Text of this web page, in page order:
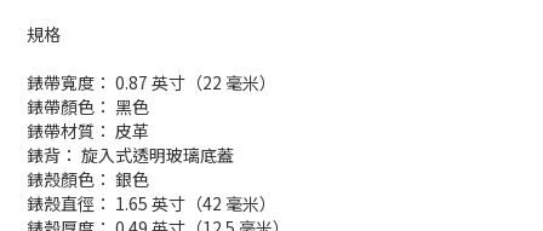
規格
錶帶寬度： 0.87 英寸（22 毫米）
錶帶顏色： 黑色
錶帶材質： 皮革
錶背： 旋入式透明玻璃底蓋
錶殼顏色： 銀色
錶殼直徑： 1.65 英寸（42 毫米）